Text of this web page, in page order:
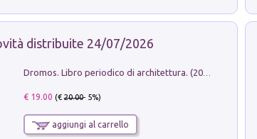
distribuite 24/07/2026
Dromos. Libro periodico di architettura. (2026). Vol. 15: Post-model
€ 19.00 (€20.00- 5%)
aggiungi al carrello